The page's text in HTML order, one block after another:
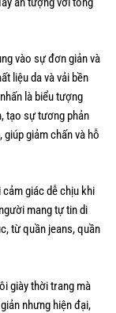
vào sự đơn giản và
liệu da và vải bền
là biểu tượng
tạo sự tương phản
giảm chấn và hỗ
giác dễ chịu khi
mang tự tin di
từ quần jeans, quần
giày thời trang mà
nhưng hiện đại,